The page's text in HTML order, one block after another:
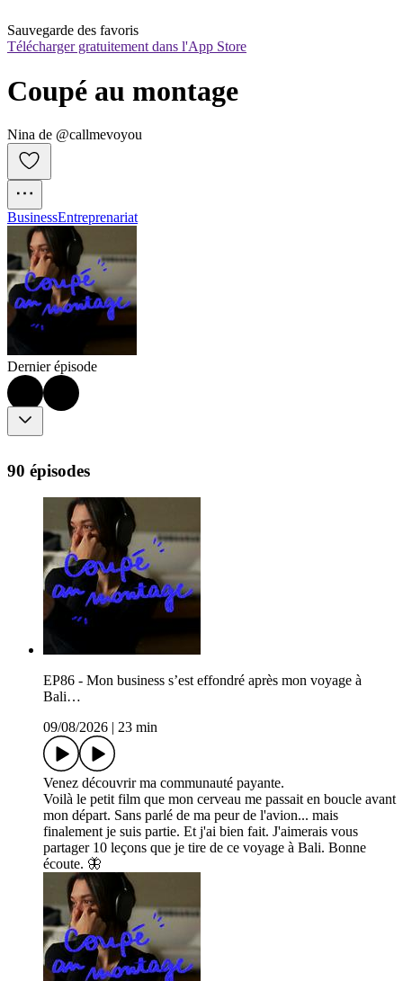
Sauvegarde des favoris
Télécharger gratuitement dans l'App Store
Coupé au montage
Nina de @callmevoyou
BusinessEntreprenariat
Dernier épisode
90 épisodes
EP86 - Mon business s’est effondré après mon voyage à
Bali…
09/08/2026
23 min
Venez découvrir ma communauté payante.
Voilà le petit film que mon cerveau me passait en boucle avant
mon départ. Sans parlé de ma peur de l'avion... mais
finalement je suis partie. Et j'ai bien fait. J'aimerais vous
partager 10 leçons que je tire de ce voyage à Bali. Bonne
écoute. 🦋